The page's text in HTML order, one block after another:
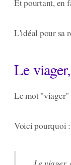
Et pourtant, en
L'idéal pour sa
Le
Le mot "viager"
Voici pourquoi :